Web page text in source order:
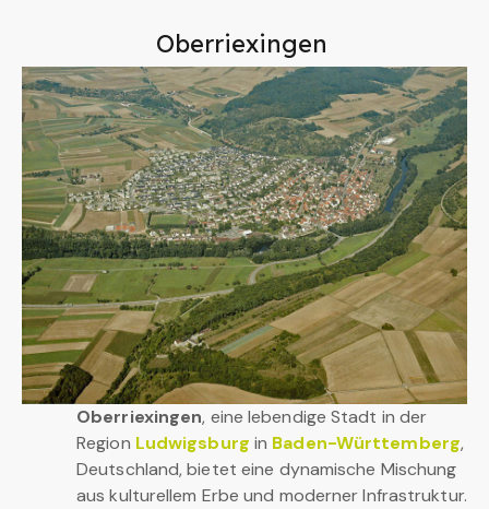
Oberriexingen
Oberriexingen, eine lebendige Stadt in der
Region Ludwigsburg in Baden-Württemberg,
Deutschland, bietet eine dynamische Mischung
aus kulturellem Erbe und moderner Infrastruktur.